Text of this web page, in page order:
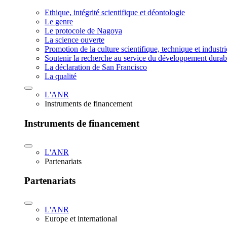
Ethique, intégrité scientifique et déontologie
Le genre
Le protocole de Nagoya
La science ouverte
Promotion de la culture scientifique, technique et
Soutenir la recherche au service du développement
La déclaration de San Francisco
La qualité
L'ANR
Instruments de financement
Instruments de financement
L'ANR
Partenariats
Partenariats
L'ANR
Europe et international